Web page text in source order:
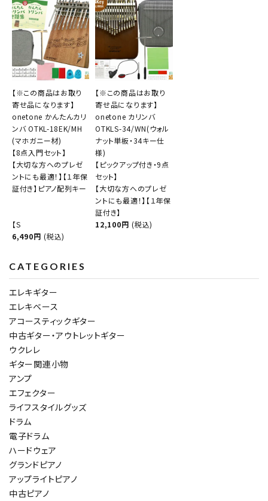
【※この商品はお取り
寄せ品になります】
onetone かんたんカリ
ンバ OTKL-18EK/MH
(マホガニー材)
【8点入門セット】
【大切な方へのプレゼ
ントにも最適！】【１年保
証付き】ピアノ配列キー
【S
6,490円 (税込)
【※この商品はお取り
寄せ品になります】
onetone カリンバ
OTKLS-34/WN(ウォル
ナット単板・34キー仕
様)
【ピックアップ付き・9点
セット】
【大切な方へのプレゼ
ントにも最適！】【１年保
証付き】
12,100円 (税込)
CATEGORIES
エレキギター
エレキベース
アコースティックギター
中古ギター・アウトレットギター
ウクレレ
ギター関連小物
アンプ
エフェクター
ライフスタイルグッズ
ドラム
電子ドラム
ハードウェア
グランドピアノ
アップライトピアノ
中古ピアノ